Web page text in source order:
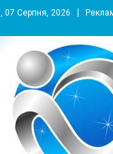
07 Серпня, 2026
портал